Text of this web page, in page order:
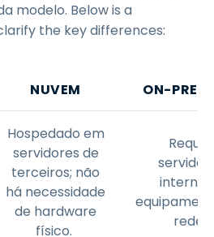
modelo. Below is a
the key differences:
NUVEM ON-
Hospedado em
servidores de
terceiros; não
há necessidade
de hardware
físico.
Requer
rede.